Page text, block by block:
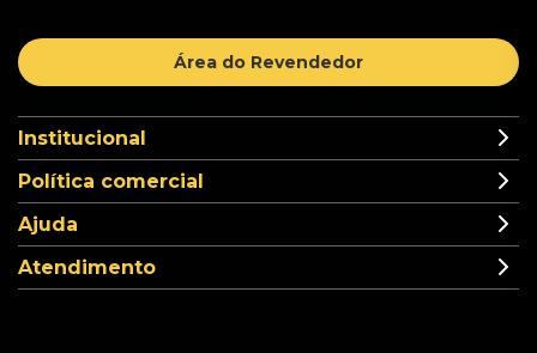
Área do Revendedor
Institucional
Política comercial
Ajuda
Atendimento